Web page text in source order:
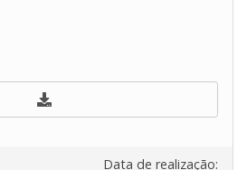
Data de realização: